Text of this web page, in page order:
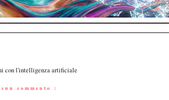
con l'intelligenza artificiale
commento :